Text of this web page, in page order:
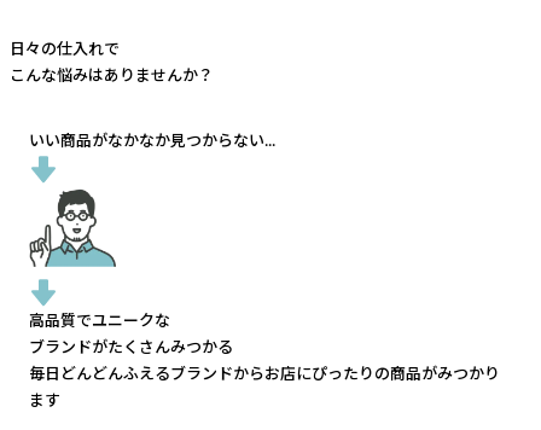
日々の仕入れで
こんな悩みはありませんか？
いい商品がなかなか見つからない...
高品質でユニークな
ブランドがたくさんみつかる
毎日どんどんふえるブランドからお店にぴったりの商品がみつかり
ます